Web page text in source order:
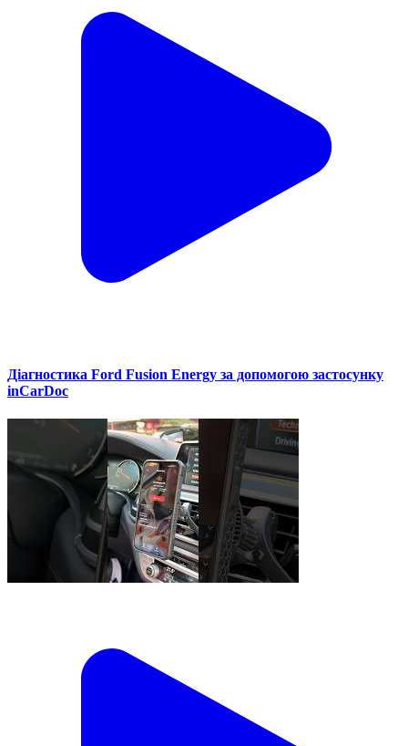
Діагностика Ford Fusion Energy за допомогою застосунку
inCarDoc